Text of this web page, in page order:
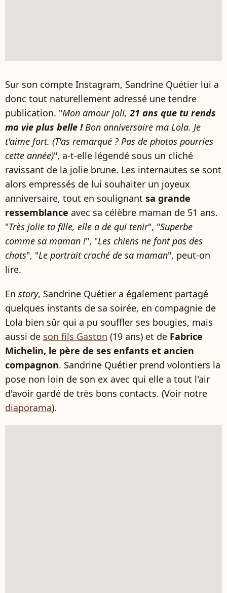
Sur son compte Instagram, Sandrine Quétier lui a
donc tout naturellement adressé une tendre
publication. "Mon amour joli,21 ans que tu rends
ma vie plus belle !Bon anniversaire ma Lola. Je
t'aime fort. (T'as remarqué ? Pas de photos pourries
cette année)", a-t-elle légendé sous un cliché
ravissant de la jolie brune. Les internautes se sont
alors empressés de lui souhaiter un joyeux
anniversaire, tout en soulignant sa grande
ressemblance avec sa célèbre maman de 51 ans.
"Très jolie ta fille, elle a de qui tenir", "Superbe
comme sa maman !", "Les chiens ne font pas des
chats", "Le portrait craché de sa maman", peut-on
lire.
En story, Sandrine Quétier a également partagé
quelques instants de sa soirée, en compagnie de
Lola bien sûr qui a pu souffler ses bougies, mais
aussi de son fils Gaston (19 ans) et de Fabrice
Michelin, le père de ses enfants et ancien
compagnon. Sandrine Quétier prend volontiers la
pose non loin de son ex avec qui elle a tout l'air
d'avoir gardé de très bons contacts. (Voir notre
diaporama).